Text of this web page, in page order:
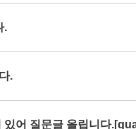
.
.
어 질문글 올립니다